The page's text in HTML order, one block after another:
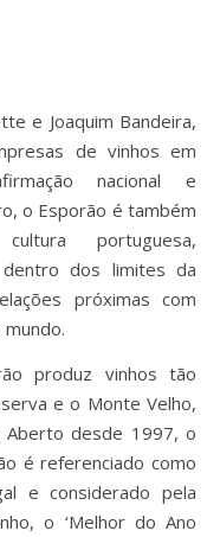
e Joaquim Bandeira,
de vinhos em
nacional e
o Esporão é também
portuguesa,
dos limites da
próximas com
produz vinhos tão
e o Monte Velho,
Aberto desde 1997, o
é referenciado como
e considerado pela
o ‘Melhor do Ano